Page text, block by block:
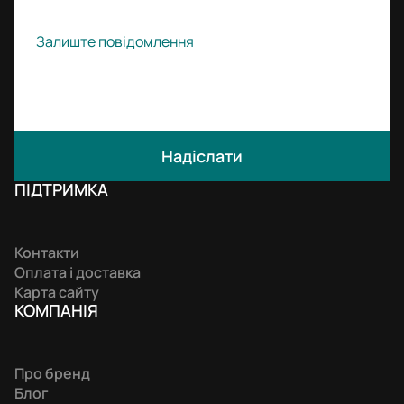
ПІДТРИМКА
Контакти
Оплата і доставка
Карта сайту
КОМПАНIЯ
Про бренд
Блог
Надіслати